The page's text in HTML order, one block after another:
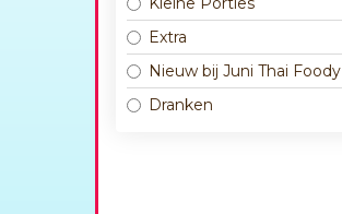
Extra
Nieuw bij Juni Thai Foody
Dranken